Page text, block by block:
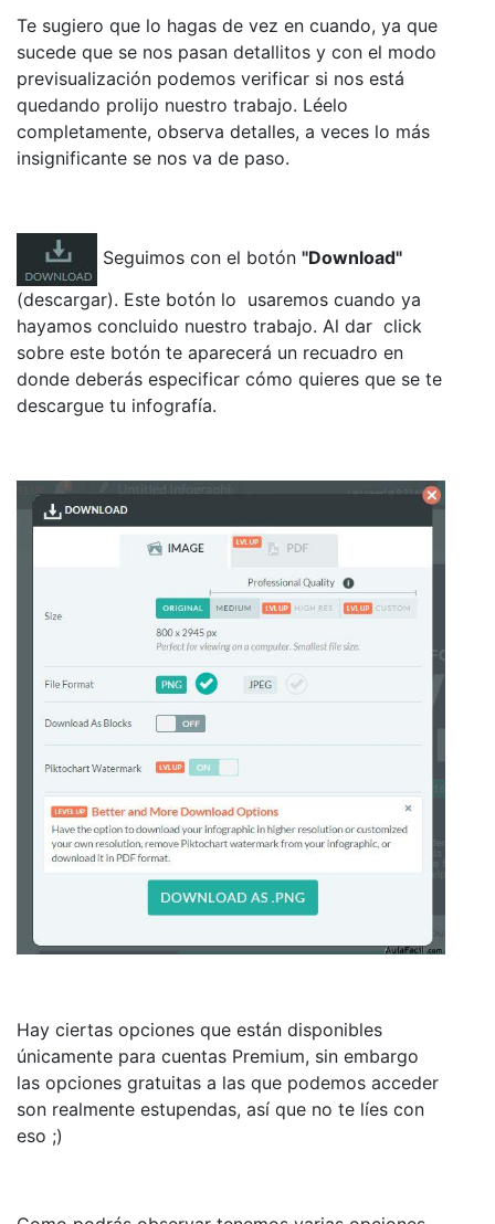
Te sugiero que lo hagas de vez en cuando, ya que
sucede que se nos pasan detallitos y con el modo
previsualización podemos verificar si nos está
quedando prolijo nuestro trabajo. Léelo
completamente, observa detalles, a veces lo más
insignificante se nos va de paso.
Seguimos con el botón "Download"
(descargar). Este botón lo usaremos cuando ya
hayamos concluido nuestro trabajo. Al dar click
sobre este botón te aparecerá un recuadro en
donde deberás especificar cómo quieres que se te
descargue tu infografía.
Hay ciertas opciones que están disponibles
únicamente para cuentas Premium, sin embargo
las opciones gratuitas a las que podemos acceder
son realmente estupendas, así que no te líes con
eso ;)